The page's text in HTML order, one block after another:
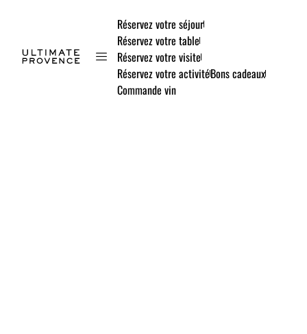
Réservez votre séjour
Réservez votre table
Réservez votre visite
Réservez votre activitéBons cadeaux
Commande vin